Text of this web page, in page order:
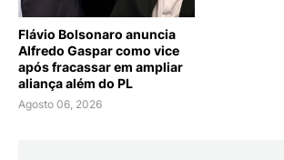
Flávio Bolsonaro anuncia
Alfredo Gaspar como vice
após fracassar em ampliar
aliança além do PL
Agosto 06, 2026